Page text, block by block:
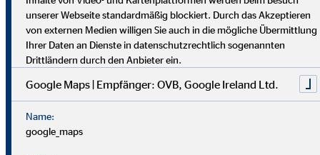
Wissen praktisch an. Nach einer Job-Pause kannst du flexibel
einsteigen, und Finanzprofis finden bei uns neue Chancen.
unserer Webseite standardmäßig blockiert. Durch das Akzeptieren
von externen Medien willigen Sie auch in die mögliche Übermittlung
Ihrer Daten an Dienste in datenschutzrechtlich sogenannten
Drittländern durch den Anbieter ein.
Google Maps | Empfänger: OVB, Google Ireland Ltd.
Name:
google_maps